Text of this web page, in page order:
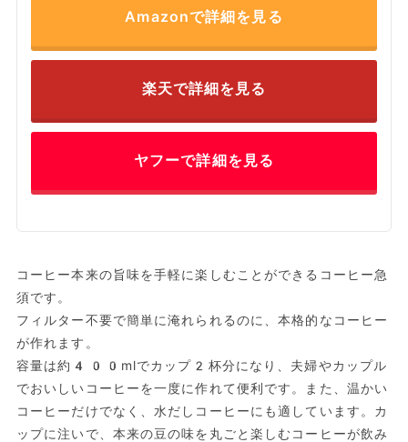
Amazonで詳細を見る
楽天で詳細を見る
ヤフーで詳細を見る
コーヒー本来の旨味を手軽に楽しむことができるコーヒー急
須です。
フィルター不要で簡単に淹れられるのに、本格的なコーヒー
が作れます。
容量は約400mlでカップ2杯分になり、夫婦やカップル
でおいしいコーヒーを一度に作れて便利です。また、温かい
コーヒーだけでなく、水だしコーヒーにも適しています。カ
ップに注いで、本来の豆の味を丸ごと楽しむコーヒーが飲み